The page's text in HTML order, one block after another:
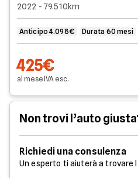
2022 - 79.510km
Anticipo 4.098€ Durata 60 mesi
425€
al meseIVA esc.
Non trovi l’auto
Richiedi una consulenza
Un esperto ti aiuterà a trovare